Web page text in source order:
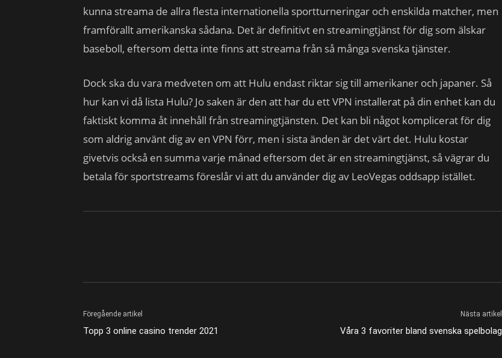
kunna streama de allra flesta internationella sportturneringar och enskilda matcher, men
framförallt amerikanska sådana. Det är definitivt en streamingtjänst för dig som älskar
baseboll, eftersom detta inte finns att streama från så många svenska tjänster.
Dock ska du vara medveten om att Hulu endast riktar sig till amerikaner och japaner. Så
hur kan vi då lista Hulu? Jo saken är den att har du ett VPN installerat på din enhet kan du
faktiskt komma åt innehåll från streamingtjänsten. Det kan bli något komplicerat för dig
som aldrig använt dig av en VPN förr, men i sista änden är det värt det. Hulu kostar
givetvis också en summa varje månad eftersom det är en streamingtjänst, så vägrar du
betala för sportstreams föreslår vi att du använder dig av LeoVegas oddsapp istället.
Föregående artikel
Topp 3 online casino trender 2021
Nästa artikel
Våra 3 favoriter bland svenska spelbolag